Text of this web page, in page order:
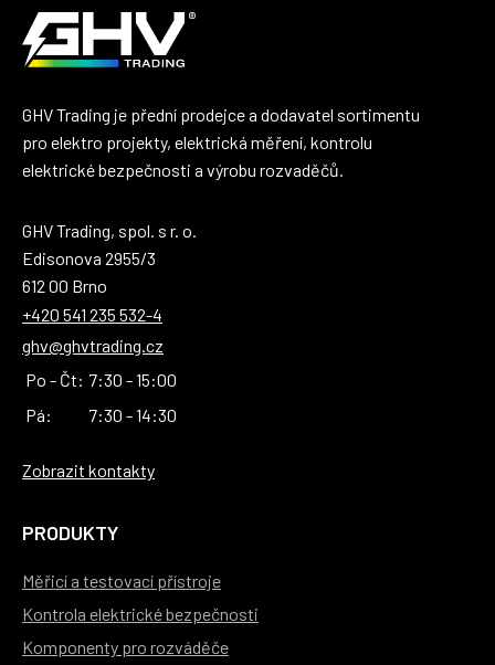
GHV Trading je přední prodejce a dodavatel sortimentu
pro elektro projekty, elektrická měření, kontrolu
elektrické bezpečnosti a výrobu rozvaděčů.
GHV Trading, spol. s r. o.
Edisonova 2955/3
612 00 Brno
+420 541 235 532-4
ghv@ghvtrading.cz
Po - Čt: 7:30 - 15:00
Pá:
7:30 - 14:30
Zobrazit kontakty
PRODUKTY
Měřicí a testovací přístroje
Kontrola elektrické bezpečnosti
Komponenty pro rozváděče